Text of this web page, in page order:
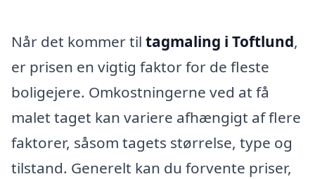
Når det kommer til tagmaling i Toftlund,
er prisen en vigtig faktor for de fleste
boligejere. Omkostningerne ved at få
malet taget kan variere afhængigt af flere
faktorer, såsom tagets størrelse, type og
tilstand. Generelt kan du forvente priser,